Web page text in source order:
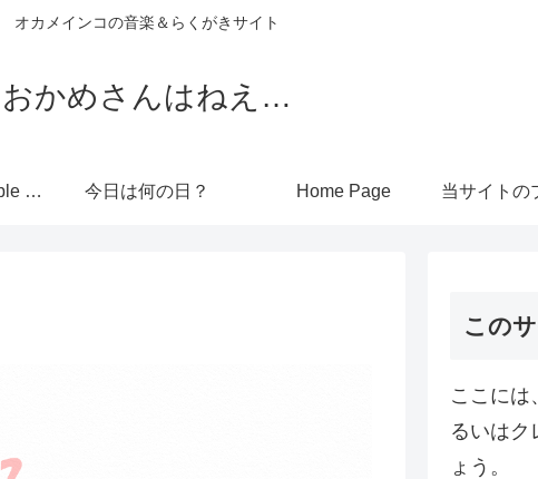
オカメインコの音楽＆らくがきサイト
おかめさんはねえ…
I’ve started a scribble site! 今日は何の日？ Home Page
この
ここには
るいはク
ょう。